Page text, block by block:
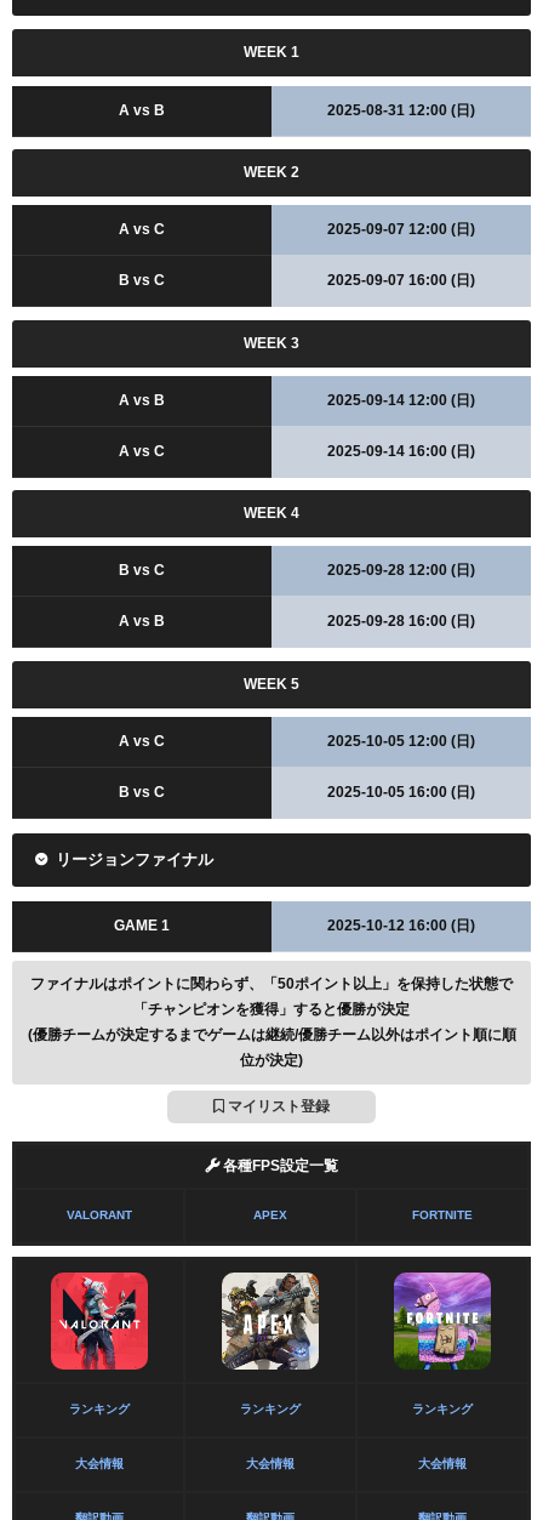
WEEK 1
A vs B 2025-08-31 12:00 (日)
WEEK 2
A vs C 2025-09-07 12:00 (日)
B vs C 2025-09-07 16:00 (日)
WEEK 3
A vs B 2025-09-14 12:00 (日)
A vs C 2025-09-14 16:00 (日)
WEEK 4
B vs C 2025-09-28 12:00 (日)
A vs B 2025-09-28 16:00 (日)
WEEK 5
A vs C 2025-10-05 12:00 (日)
B vs C 2025-10-05 16:00 (日)
リージョンファイナル
GAME 1 2025-10-12 16:00 (日)
ファイナルはポイントに関わらず、「50ポイント以上」を保持した状態で
「チャンピオンを獲得」すると優勝が決定
(優勝チームが決定するまでゲームは継続/優勝チーム以外はポイント順に順
位が決定)
マイリスト登録
各種FPS設定一覧
VALORANT APEX FORTNITE
ランキング ランキング ランキング
大会情報 大会情報 大会情報